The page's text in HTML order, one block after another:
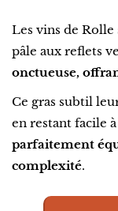
Les vins de
pâle aux reflets
onctueuse,
Ce gras subtil
en restant facile
parfaitement
complexité.